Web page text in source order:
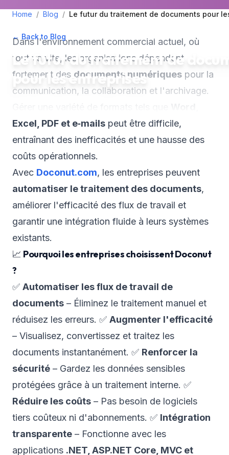
Home / Blog / Le futur du traitement de documents pour
← Back to Blog March 21, 2025 min read
Le futur du traitement de
pour les entreprises
Dans l'environnement commercial actuel, où
tout va vite, les organisations dépendent
fortement des documents numériques pour la
communication, la collaboration et l'archivage.
Excel, PDF et e‑mails peut être difficile,
entraînant des inefficacités et une hausse des
coûts opérationnels.
Avec Doconut.com, les entreprises peuvent
automatiser le traitement des documents,
améliorer l'efficacité des flux de travail et
garantir une intégration fluide à leurs systèmes
existants.
📈 Pourquoi les entreprises choisissent Doconut
?
✅ Automatiser les flux de travail de
documents – Éliminez le traitement manuel et
réduisez les erreurs. ✅ Augmenter l'efficacité
– Visualisez, convertissez et traitez les
documents instantanément. ✅ Renforcer la
sécurité – Gardez les données sensibles
protégées grâce à un traitement interne. ✅
Réduire les coûts – Pas besoin de logiciels
tiers coûteux ni d'abonnements. ✅ Intégration
transparente – Fonctionne avec les
applications .NET, ASP.NET Core, MVC et